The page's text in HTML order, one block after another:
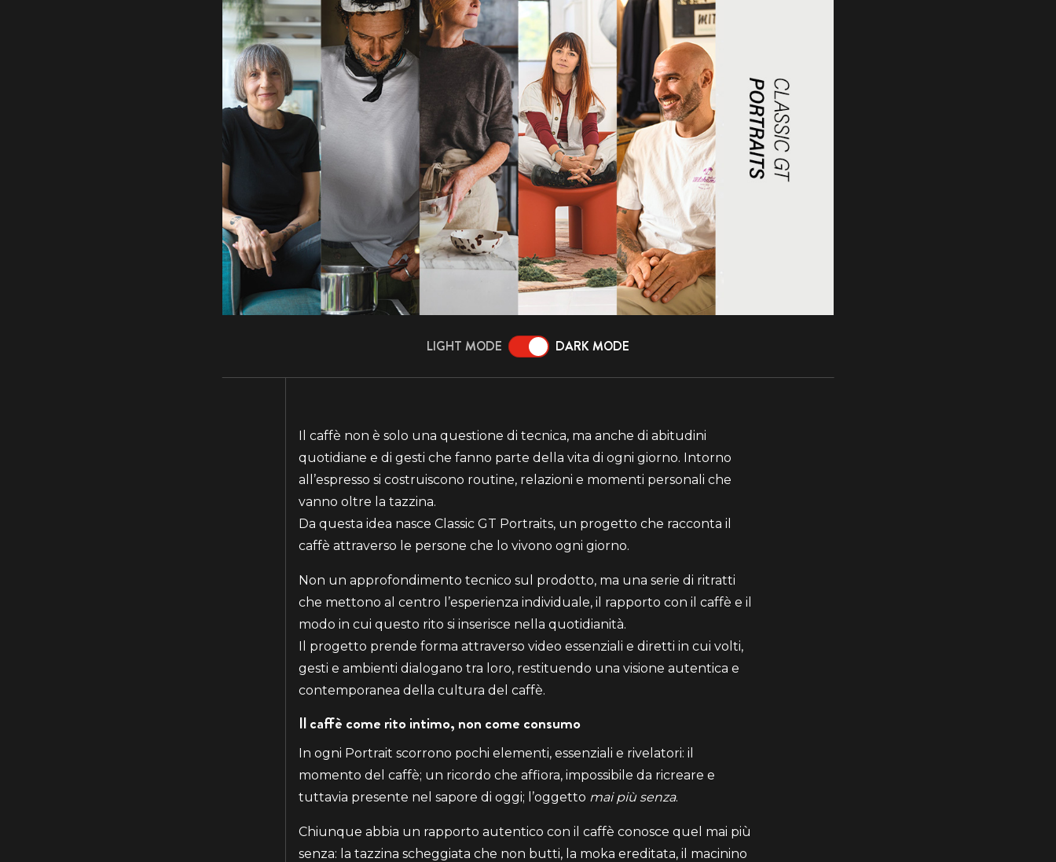
LIGHT MODE DARK MODE
Il caffè non è solo una questione di tecnica, ma anche di abitudini
quotidiane e di gesti che fanno parte della vita di ogni giorno. Intorno
all’espresso si costruiscono routine, relazioni e momenti personali che
vanno oltre la tazzina.
Da questa idea nasce Classic GT Portraits, un progetto che racconta il
caffè attraverso le persone che lo vivono ogni giorno.
Non un approfondimento tecnico sul prodotto, ma una serie di ritratti
che mettono al centro l’esperienza individuale, il rapporto con il caffè e il
modo in cui questo rito si inserisce nella quotidianità.
Il progetto prende forma attraverso video essenziali e diretti in cui volti,
gesti e ambienti dialogano tra loro, restituendo una visione autentica e
contemporanea della cultura del caffè.
Il caffè come rito intimo, non come consumo
In ogni Portrait scorrono pochi elementi, essenziali e rivelatori: il
momento del caffè; un ricordo che affiora, impossibile da ricreare e
tuttavia presente nel sapore di oggi; l’oggetto mai più senza.
Chiunque abbia un rapporto autentico con il caffè conosce quel mai più
senza: la tazzina scheggiata che non butti, la moka ereditata, il macinino